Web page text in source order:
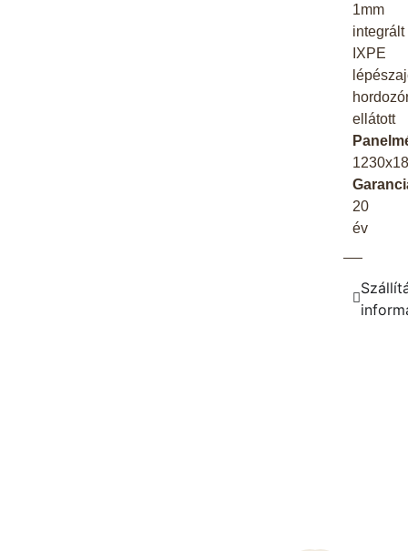
1mm
integrált
IXPE
ellátott
20
év